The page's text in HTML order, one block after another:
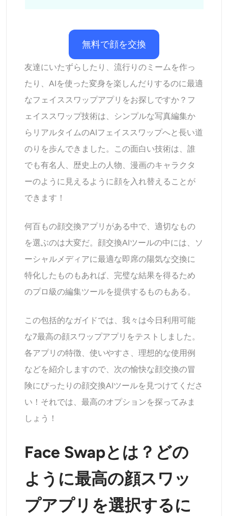
AIヘッドショットジェネレーター
パスポート写真メーカー
ビデオツール
動画ウォーターマーク削除ツール
無料で顔を交換
友達にいたずらしたり、流行りのミームを作っ
たり、AIを使った変身を楽しんだりするのに最適
なフェイススワップアプリをお探しですか？フ
ェイススワップ技術は、シンプルな写真編集か
らリアルタイムのAIフェイススワップへと長い道
のりを歩んできました。この面白い技術は、誰
でも有名人、歴史上の人物、漫画のキャラクタ
ーのように見えるように顔を入れ替えることが
できます！
何百もの顔交換アプリがある中で、適切なもの
を選ぶのは大変だ。顔交換AIツールの中には、ソ
ーシャルメディアに最適な即席の陽気な交換に
特化したものもあれば、完璧な結果を得るため
のプロ級の編集ツールを提供するものもある。
この包括的なガイドでは、我々は今日利用可能
な7最高の顔スワップアプリをテストしました。
各アプリの特徴、使いやすさ、理想的な使用例
などを紹介しますので、次の愉快な顔交換の冒
険にぴったりの顔交換AIツールを見つけてくださ
い！それでは、最高のオプションを探ってみま
しょう！
Face Swapとは？どの
ように最高の顔スワッ
プアプリを選択するに